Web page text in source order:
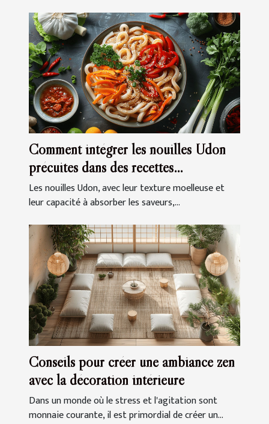
Comment intégrer les nouilles Udon
précuites dans des recettes
quotidiennes
Les nouilles Udon, avec leur texture moelleuse et
leur capacité à absorber les saveurs,...
Conseils pour créer une ambiance zen
avec la décoration intérieure
Dans un monde où le stress et l'agitation sont
monnaie courante, il est primordial de créer un...